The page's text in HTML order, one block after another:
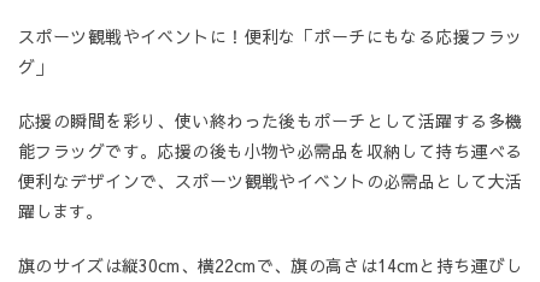
スポーツ観戦やイベントに！便利な「ポーチにもなる応援フラッ
グ」
応援の瞬間を彩り、使い終わった後もポーチとして活躍する多機
能フラッグです。応援の後も小物や必需品を収納して持ち運べる
便利なデザインで、スポーツ観戦やイベントの必需品として大活
躍します。
旗のサイズは縦30cm、横22cmで、旗の高さは14cmと持ち運びし